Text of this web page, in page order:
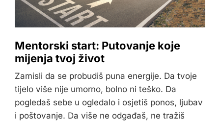
Mentorski start: Putovanje koje
mijenja tvoj život
Zamisli da se probudiš puna energije. Da tvoje
tijelo više nije umorno, bolno ni teško. Da
pogledaš sebe u ogledalo i osjetiš ponos, ljubav
i poštovanje. Da više ne odgađaš, ne tražiš